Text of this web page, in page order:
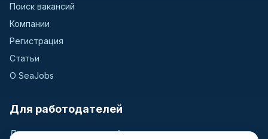
Поиск вакансий
Компании
Регистрация
Статьи
О SeaJobs
Для работодателей
Для крюинговых компаний